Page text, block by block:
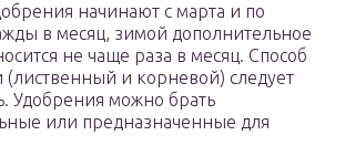
начинают с марта и по
в месяц, зимой дополнительное
не чаще раза в месяц. Способ
(лиственный и корневой) следует
Удобрения можно брать
или предназначенные для